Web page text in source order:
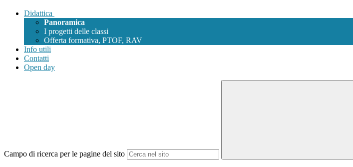
Didattica
Panoramica
I progetti delle classi
Offerta formativa, PTOF, RAV
Info utili
Contatti
Open day
Campo di ricerca per le pagine del sito